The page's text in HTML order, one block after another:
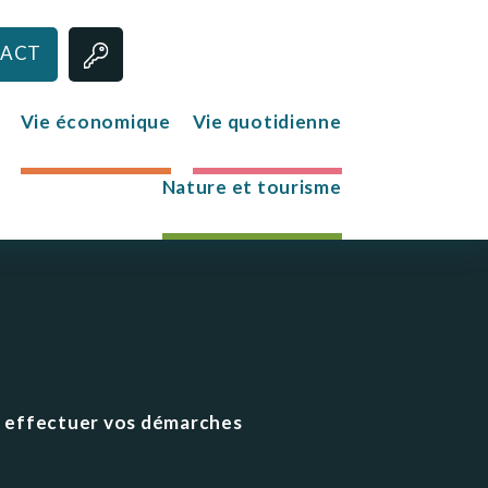
Vie économique Vie quotidienne
Nature et tourisme
effectuer vos démarches